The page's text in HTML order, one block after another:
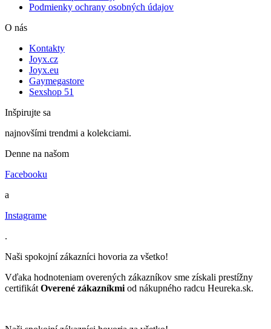
Podmienky ochrany osobných údajov
O nás
Kontakty
Joyx.cz
Joyx.eu
Gaymegastore
Sexshop 51
Inšpirujte sa
najnovšími trendmi a kolekciami.
Denne na našom
Facebooku
a
Instagrame
.
Naši spokojní zákazníci hovoria za všetko!
Vďaka hodnoteniam overených zákazníkov sme získali prestížny
certifikát Overené zákazníkmi od nákupného radcu Heureka.sk.